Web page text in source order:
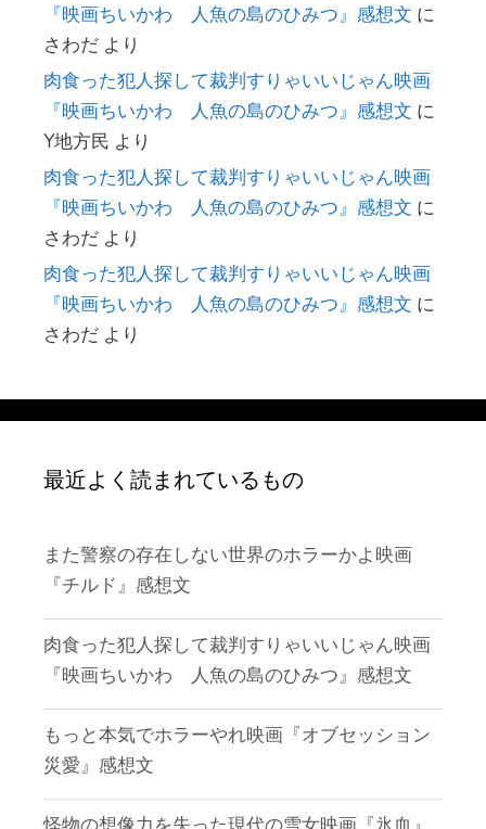
『映画ちいかわ 人魚の島のひみつ』感想文 に
さわだ より
肉食った犯人探して裁判すりゃいいじゃん映画
『映画ちいかわ 人魚の島のひみつ』感想文 に
Y地方民 より
肉食った犯人探して裁判すりゃいいじゃん映画
『映画ちいかわ 人魚の島のひみつ』感想文 に
さわだ より
肉食った犯人探して裁判すりゃいいじゃん映画
『映画ちいかわ 人魚の島のひみつ』感想文 に
さわだ より
最近よく読まれているもの
また警察の存在しない世界のホラーかよ映画
『チルド』感想文
肉食った犯人探して裁判すりゃいいじゃん映画
『映画ちいかわ 人魚の島のひみつ』感想文
もっと本気でホラーやれ映画『オブセッション
災愛』感想文